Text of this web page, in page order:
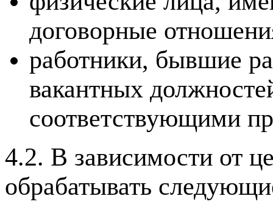
договорные
работники, бывшие
вакантных
соответствующими
4.2. В зависимости от
обрабатывать